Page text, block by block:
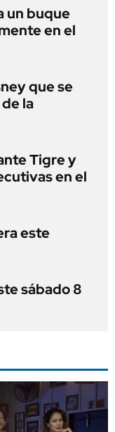
un buque
en el
que se
la
Tigre y
en el
este
sábado 8